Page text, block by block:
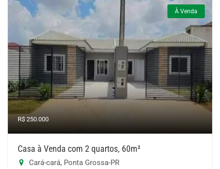
À Venda
R$ 250.000
Casa à Venda com 2 quartos, 60m²
Cará-cará, Ponta Grossa-PR